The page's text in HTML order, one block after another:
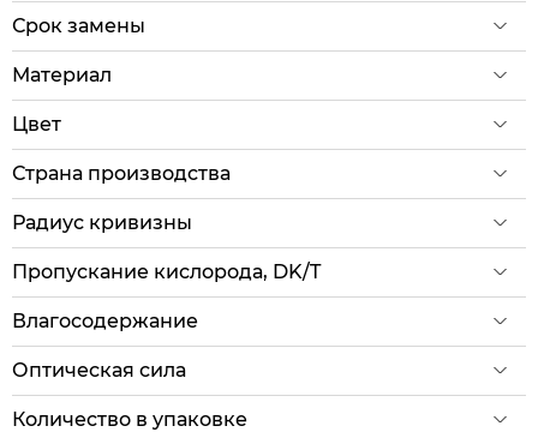
Срок замены
Материал
Цвет
Страна производства
Радиус кривизны
Пропускание кислорода, DK/T
Влагосодержание
Оптическая сила
Количество в упаковке